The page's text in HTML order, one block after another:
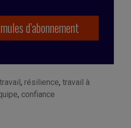
d’abonnement
, résilience, travail à
, confiance